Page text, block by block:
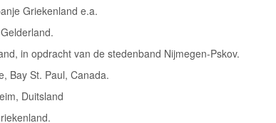
Griekenland e.a.
in opdracht van de stedenband Nijmegen-Pskov.
Bay St. Paul, Canada.
Duitsland